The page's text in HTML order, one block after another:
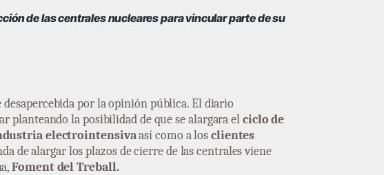
de las centrales nucleares para vincular parte de su
por la opinión pública. El diario
planteando la posibilidad de que se alargara elciclo de
electrointensivaasí como a losclientes
de alargar los plazos de cierre de las centrales viene
Foment del Treball.